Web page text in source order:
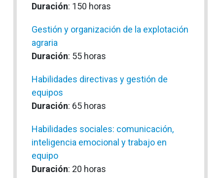
Duración: 150 horas
Gestión y organización de la explotación
agraria
Duración: 55 horas
Habilidades directivas y gestión de
equipos
Duración: 65 horas
Habilidades sociales: comunicación,
inteligencia emocional y trabajo en
equipo
Duración: 20 horas